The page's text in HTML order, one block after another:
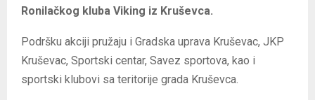
Ronilačkog kluba Viking iz Kruševca.
Podršku akciji pružaju i Gradska uprava Kruševac, JKP
Kruševac, Sportski centar, Savez sportova, kao i
sportski klubovi sa teritorije grada Kruševca.